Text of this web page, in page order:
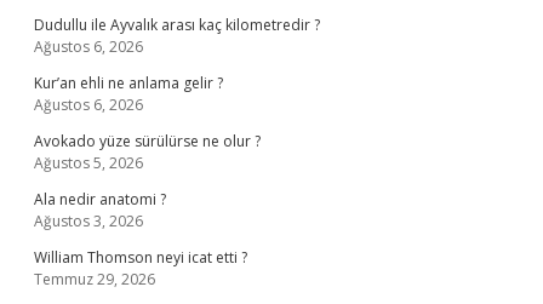
Dudullu ile Ayvalık arası kaç kilometredir ?
Ağustos 6, 2026
Kur’an ehli ne anlama gelir ?
Ağustos 6, 2026
Avokado yüze sürülürse ne olur ?
Ağustos 5, 2026
Ala nedir anatomi ?
Ağustos 3, 2026
William Thomson neyi icat etti ?
Temmuz 29, 2026